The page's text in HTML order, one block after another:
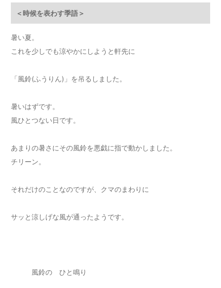
＜時候を表わす季語＞
暑い夏。
これを少しでも涼やかにしようと軒先に
「風鈴(ふうりん)」を吊るしました。
暑いはずです。
風ひとつない日です。
あまりの暑さにその風鈴を悪戯に指で動かしました。
チリーン。
それだけのことなのですが、クマのまわりに
サッと涼しげな風が通ったようです。
風鈴の ひと鳴り